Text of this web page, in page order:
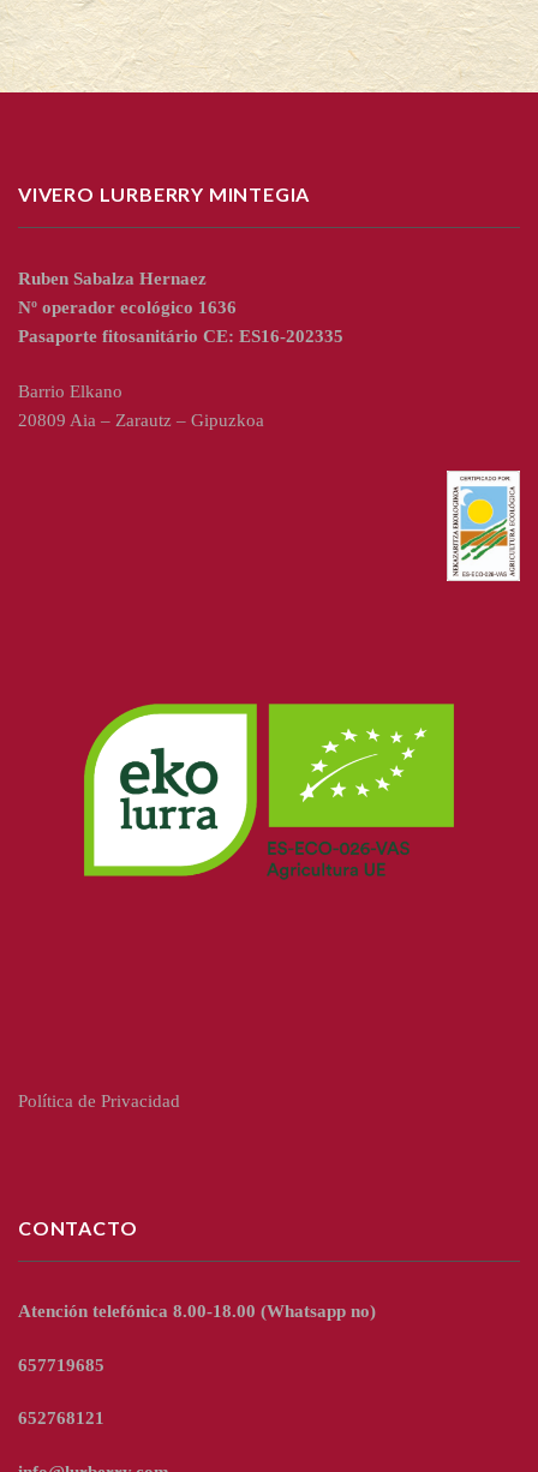
VIVERO LURBERRY MINTEGIA
Ruben Sabalza Hernaez
Nº operador ecológico 1636
Pasaporte fitosanitário CE: ES16-202335
Barrio Elkano
20809 Aia – Zarautz – Gipuzkoa
Política de Privacidad
CONTACTO
Atención telefónica 8.00-18.00 (Whatsapp no)
657719685
652768121